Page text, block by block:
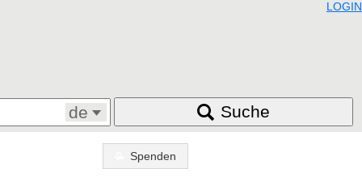
LOGIN
de Suche
Spenden